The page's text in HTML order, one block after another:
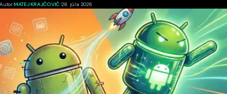
Autor:MATEJ KRAJČOVIČ 28. júla 2026